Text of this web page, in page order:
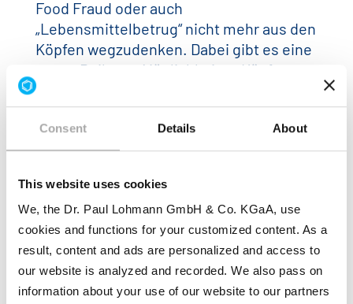
Consent Details About
This website uses cookies
We, the Dr. Paul Lohmann GmbH & Co. KGaA, use
cookies and functions for your customized content. As a
result, content and ads are personalized and access to
our website is analyzed and recorded. We also pass on
information about your use of our website to our partners
Food Fraud oder auch
„Lebensmittelbetrug“ nicht mehr aus den
Köpfen wegzudenken. Dabei gibt es eine
ganze Reihe an Möglichkeiten Käufer,…
WEITERLESEN